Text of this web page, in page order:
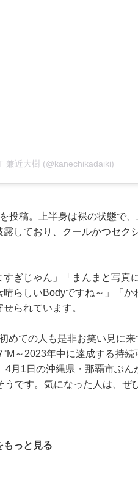
兼近大樹 (@kanechikadaiki)
投稿。上半身は裸の状態で
しており、クールかつセク
ぎじゃん」「まんまと写真
らしいBodyですね～」「か
られています。
めての人も是非お笑い見に
～2023年中に達成する持
月1日の沖縄県・那覇市ぶ
です。気になった人は、ぜ
もっと見る